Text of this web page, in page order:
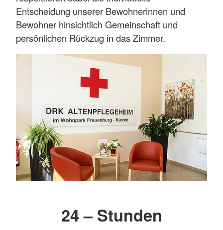
Entscheidung unserer Bewohnerinnen und
Bewohner hinsichtlich Gemeinschaft und
persönlichen Rückzug in das Zimmer.
24 – Stunden